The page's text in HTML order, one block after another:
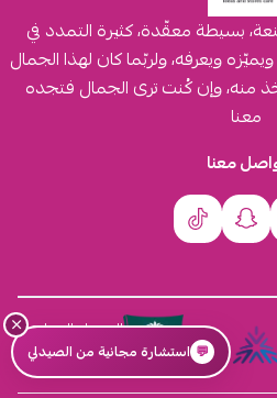
بسيطة معقّدة، كثيرة التمدد في
ويعرفه، ولربّما كان لهذا الجمال
منه، وإن كُنت ترى الجمال فتجده
معنا
معنا
السجل التجاري
4030431116
×
💬 استشارة مجانية من الصيدلي